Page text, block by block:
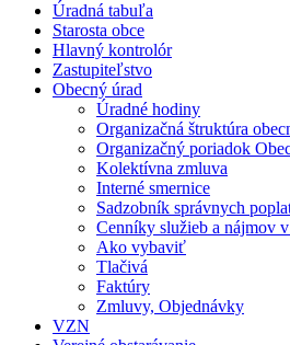
Úradná tabuľa
Starosta obce
Hlavný kontrolór
Zastupiteľstvo
Obecný úrad
Úradné hodiny
Organizačná štruktúra
Organizačný poriadok
Kolektívna zmluva
Interné smernice
Sadzobník správnych
Cenníky služieb a nájmov
Ako vybaviť
Tlačivá
Faktúry
Zmluvy, Objednávky
VZN